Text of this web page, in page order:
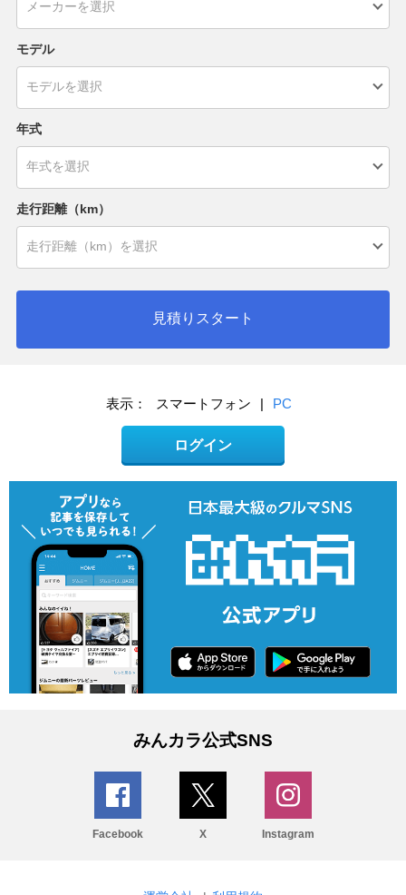
モデル
年式
走行距離（km）
見積りスタート
表示： スマートフォン | PC
ログイン
みんカラ公式SNS
Facebook X Instagram